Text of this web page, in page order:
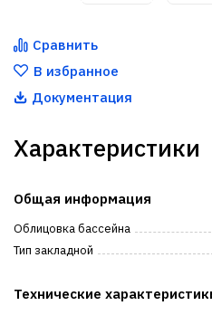
Сравнить
В избранное
Документация
Характеристики
Общая информация
Облицовка бассейна
Тип закладной
Технические